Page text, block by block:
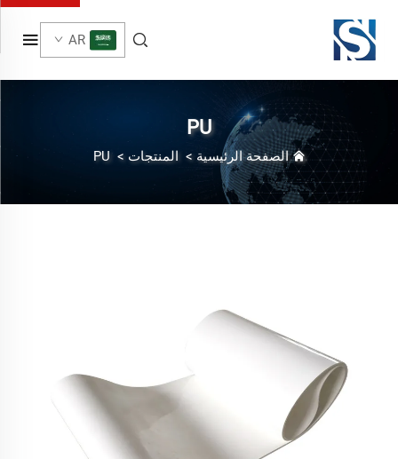
AR
PU
الصفحة الرئيسية > المنتجات >
PU